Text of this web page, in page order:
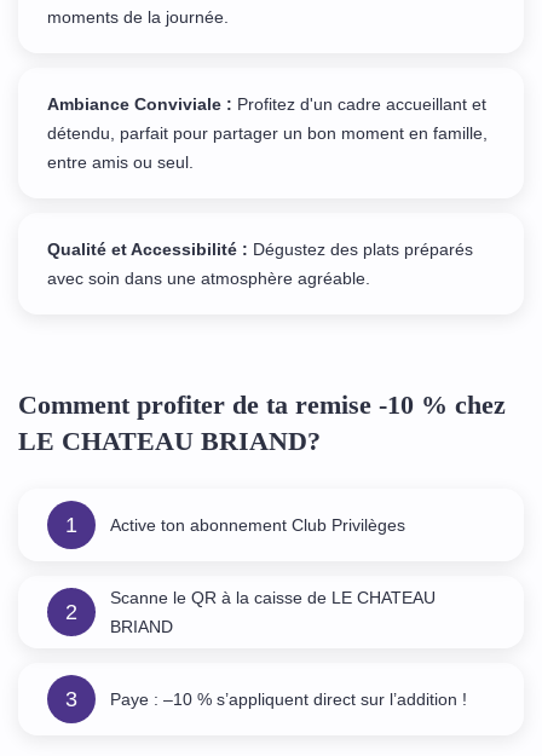
moments de la journée.
Ambiance Conviviale : Profitez d'un cadre accueillant et
détendu, parfait pour partager un bon moment en famille,
entre amis ou seul.
Qualité et Accessibilité : Dégustez des plats préparés
avec soin dans une atmosphère agréable.
Comment profiter de ta remise -10 % chez
LE CHATEAU BRIAND?
1 Active ton abonnement Club Privilèges
2
Scanne le QR à la caisse de LE CHATEAU
BRIAND
3 Paye : –10 % s’appliquent direct sur l’addition !